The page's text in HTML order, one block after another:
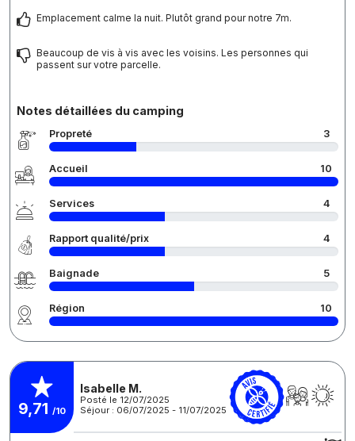
Emplacement calme la nuit. Plutôt grand pour notre 7m.
Beaucoup de vis à vis avec les voisins. Les personnes qui
passent sur votre parcelle.
Notes détaillées du camping
Propreté 3
Accueil 10
Services 4
Rapport qualité/prix 4
Baignade 5
Région 10
9,71 /10
Isabelle M.
Posté le 12/07/2025
Séjour : 06/07/2025 - 11/07/2025